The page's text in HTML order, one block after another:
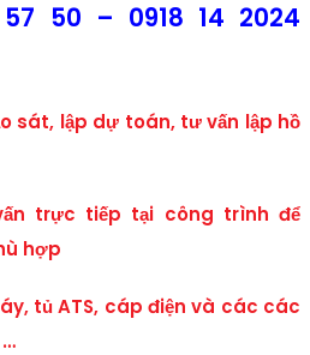
57 50 – 0918 14 2024
sát, lập dự toán, tư vấn lập hồ
trực tiếp tại công trình để
hợp
tủ ATS, cáp điện và các các